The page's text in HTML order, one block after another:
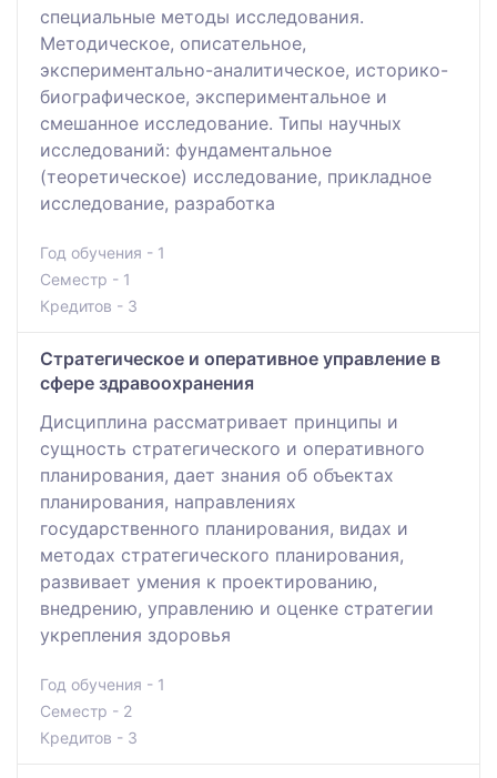
специальные методы исследования.
Методическое, описательное,
экспериментально-аналитическое, историко-
биографическое, экспериментальное и
смешанное исследование. Типы научных
исследований: фундаментальное
(теоретическое) исследование, прикладное
исследование, разработка
Год обучения - 1
Семестр - 1
Кредитов - 3
Стратегическое и оперативное управление в
сфере здравоохранения
Дисциплина рассматривает принципы и
сущность стратегического и оперативного
планирования, дает знания об объектах
планирования, направлениях
государственного планирования, видах и
методах стратегического планирования,
развивает умения к проектированию,
внедрению, управлению и оценке стратегии
укрепления здоровья
Год обучения - 1
Семестр - 2
Кредитов - 3